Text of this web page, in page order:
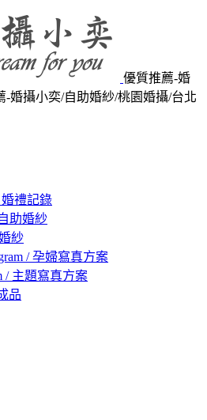
優質推薦-婚
-婚攝小奕/自助婚紗/桃園婚攝/台北
婚禮記錄
助婚紗
紗
/ 孕婦寫真方案
/ 主題寫真方案
品